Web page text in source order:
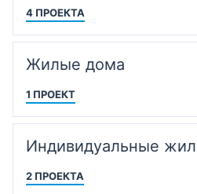
4 ПРОЕКТА
Жилые дома
1 ПРОЕКТ
Индивидуальные
2 ПРОЕКТА